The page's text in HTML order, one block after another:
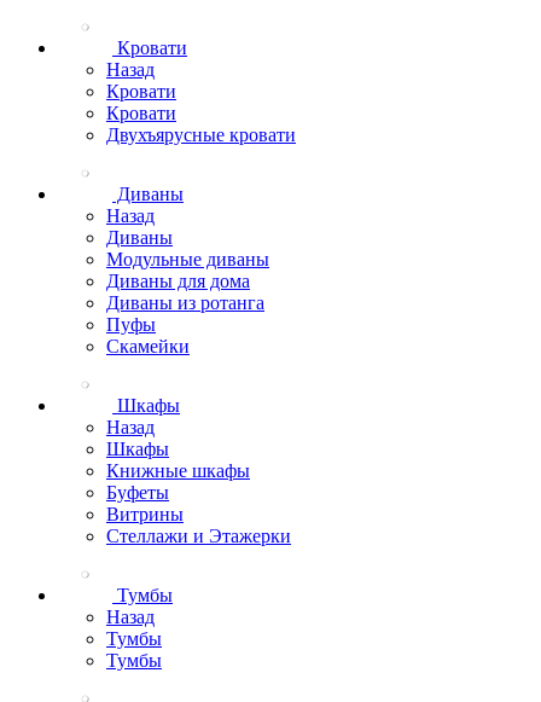
Кровати
Назад
Кровати
Кровати
Двухъярусные кровати
Диваны
Назад
Диваны
Модульные диваны
Диваны для дома
Диваны из ротанга
Пуфы
Скамейки
Шкафы
Назад
Шкафы
Книжные шкафы
Буфеты
Витрины
Стеллажи и Этажерки
Тумбы
Назад
Тумбы
Тумбы